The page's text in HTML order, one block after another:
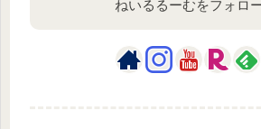
ねいるるーむをフォロ